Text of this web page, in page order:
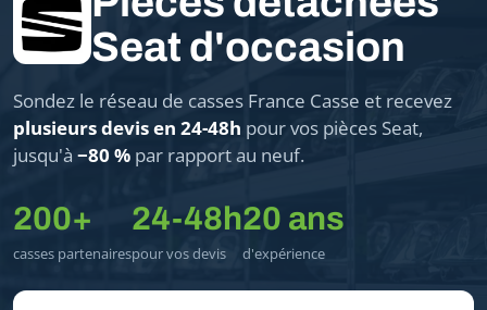
Seat d'occasion
Sondez le réseau de casses France Casse et recevez
plusieurs devis en 24-48h pour vos pièces Seat,
jusqu'à −80 % par rapport au neuf.
200+
casses partenaires
24-48h
pour vos devis
20 ans
d'expérience